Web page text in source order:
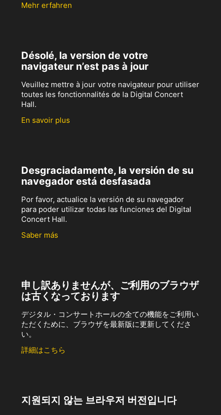
Mehr erfahren
Désolé, la version de votre
navigateur n’est pas à jour
Veuillez mettre à jour votre navigateur pour utiliser
toutes les fonctionnalités de la Digital Concert
Hall.
En savoir plus
Desgraciadamente, la versión de su
navegador está desfasada
Por favor, actualice la versión de su navegador
para poder utilizar todas las funciones del Digital
Concert Hall.
Saber más
申し訳ありませんが、ご利用のブラウザ
は古くなっております
デジタル・コンサートホールの全ての機能をご利用い
ただくために、ブラウザを最新版に更新してくださ
い。
詳細はこちら
지원되지 않는 브라우저 버전입니다